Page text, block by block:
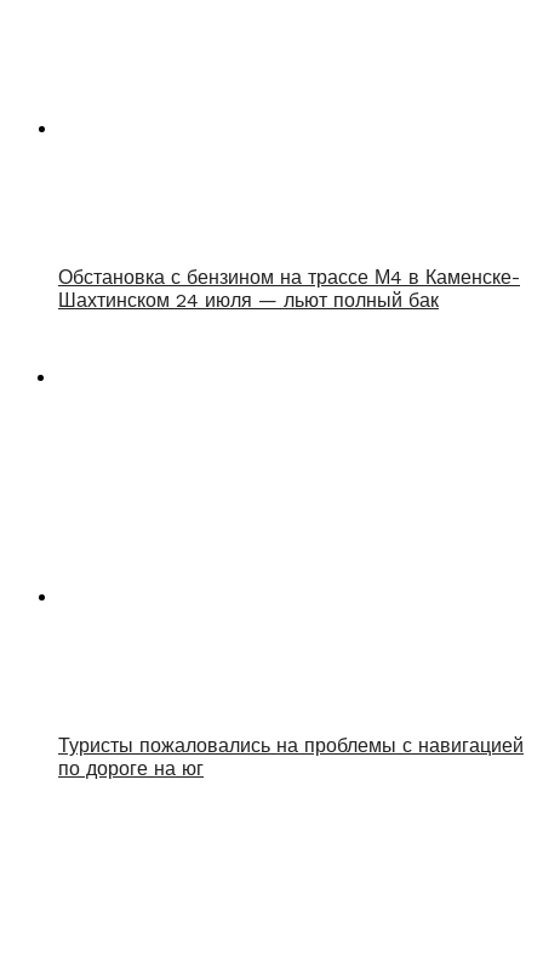
Обстановка с бензином на трассе М4 в Каменске-
Шахтинском 24 июля — льют полный бак
Туристы пожаловались на проблемы с навигацией
по дороге на юг